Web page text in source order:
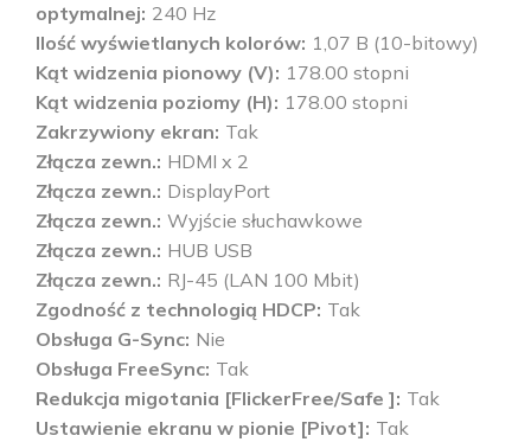
optymalnej 240 Hz
Ilość wyświetlanych kolorów 1,07 B (10-bitowy)
Kąt widzenia pionowy (V)
178.00 stopni
Kąt widzenia poziomy (H)
178.00 stopni
Zakrzywiony ekran Tak
Złącza zewn. HDMI x 2
Złącza zewn. DisplayPort
Złącza zewn. Wyjście słuchawkowe
Złącza zewn. HUB USB
Złącza zewn. RJ-45 (LAN 100 Mbit)
Zgodność z technologią HDCP Tak
Obsługa G-Sync Nie
Obsługa FreeSync Tak
Redukcja migotania [FlickerFree/Safe ] Tak
Ustawienie ekranu w pionie [Pivot] Tak